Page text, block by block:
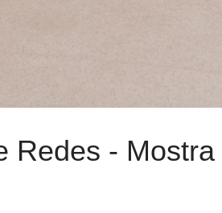
Redes -